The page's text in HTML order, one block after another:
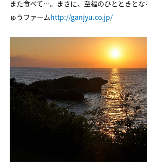
また食べて…。 まさに、至福のひとときとな
ゅうファームhttp://ganjyu.co.jp/